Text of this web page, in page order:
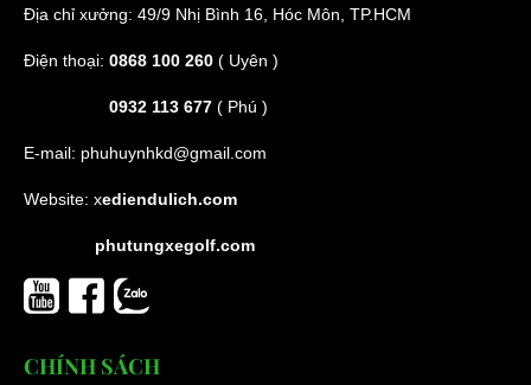
Địa chỉ xưởng: 49/9 Nhị Bình 16, Hóc Môn, TP.HCM
Điện thoại: 0868 100 260 ( Uyên )
0932 113 677 ( Phú )
E-mail: phuhuynhkd@gmail.com
Website: xediendulich.com
phutungxegolf.com
CHÍNH SÁCH